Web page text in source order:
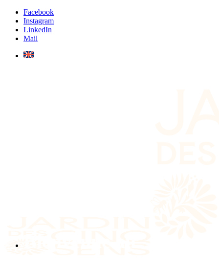
Facebook
Instagram
LinkedIn
Mail